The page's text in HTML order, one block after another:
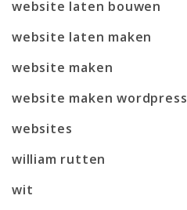
website laten bouwen
website laten maken
website maken
website maken wordpress
websites
william rutten
wit